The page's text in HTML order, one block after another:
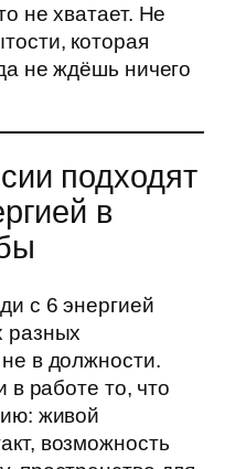
не хватает. Не
которая
не ждёшь ничего
подходят
в
с 6 энергией
разных
в должности.
в работе то, что
живой
возможность